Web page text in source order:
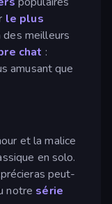
le plus
meilleurs
chat :
amusant que
et la malice
en solo.
peut-
notre série